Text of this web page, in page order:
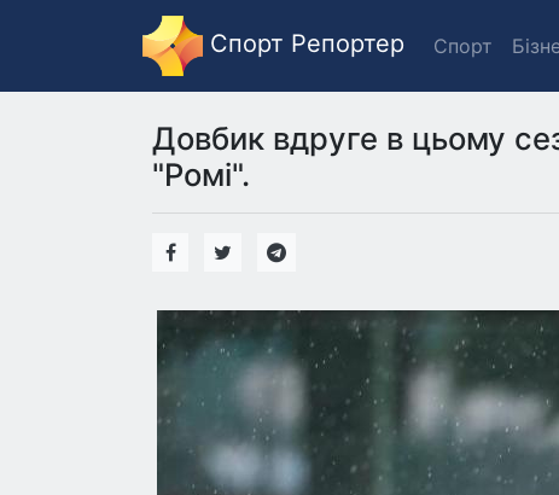
Спорт Репортер Спорт
Довбик вдруге в цьому
"Ромі".